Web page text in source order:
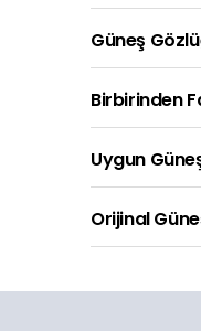
Güneş
Birbirinden
Uygun
Orijinal